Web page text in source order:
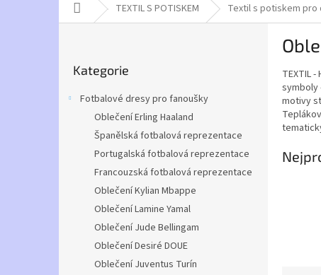
Domů TEXTIL S POTISKEM Textil s potiskem pro
kategorie
Kategorie
Fotbalové dresy pro fanoušky
Oblečení Erling Haaland
Španělská fotbalová reprezentace
Portugalská fotbalová reprezentace
Francouzská fotbalová reprezentace
Oblečení Kylian Mbappe
Oblečení Lamine Yamal
Oblečení Jude Bellingam
Oblečení Desiré DOUE
Oblečení Juventus Turín
TEXTIL
symboly
motivy